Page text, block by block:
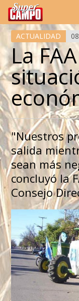
Temas de hoy
ACTUALIDAD
La
"Nuestros
salida
sean más
concluyó la
Consejo